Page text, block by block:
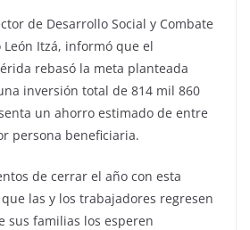
de Desarrollo Social y Combate
Itzá, informó que el
rebasó la meta planteada
inversión total de 814 mil 860
un ahorro estimado de entre
persona beneficiaria.
de cerrar el año con esta
las y los trabajadores regresen
sus familias los esperen